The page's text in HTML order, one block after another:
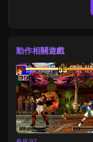
動作相關遊戲